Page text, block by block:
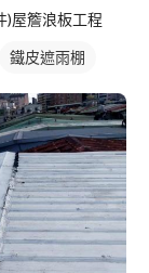
)屋簷浪板工程
鐵皮遮雨棚